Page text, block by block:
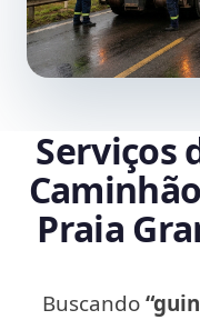
Serviços
Praia
Buscando